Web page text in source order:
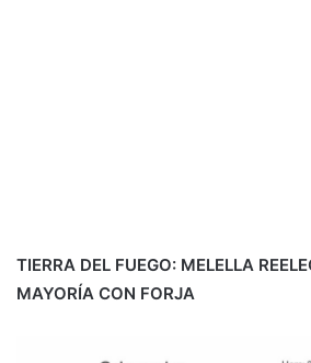
TIERRA DEL FUEGO: MELELLA
MAYORÍA CON FORJA